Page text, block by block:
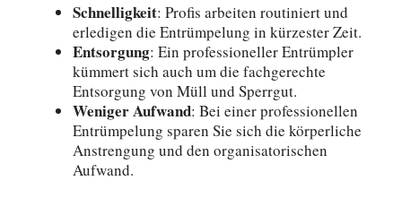
Schnelligkeit: Profis arbeiten routiniert und
erledigen die Entrümpelung in kürzester Zeit.
Entsorgung: Ein professioneller Entrümpler
kümmert sich auch um die fachgerechte
Entsorgung von Müll und Sperrgut.
Weniger Aufwand: Bei einer professionellen
Entrümpelung sparen Sie sich die körperliche
Anstrengung und den organisatorischen
Aufwand.